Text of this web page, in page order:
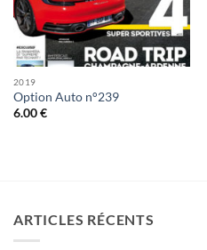
2019
Option Auto n°239
6.00€
ARTICLES RÉCENTS